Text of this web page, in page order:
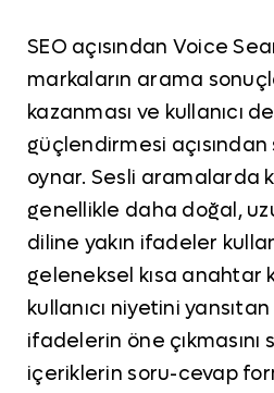
SEO açısından Voice
markaların arama
kazanması ve kullanıcı
güçlendirmesi
oynar. Sesli aramalarda
genellikle daha doğal,
diline yakın ifadeler
geleneksel kısa anahtar
kullanıcı niyetini
ifadelerin öne çıkmasını
içeriklerin soru-cevap